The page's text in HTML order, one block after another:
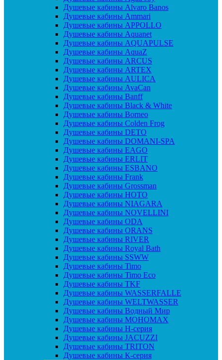
Душевые кабины Alvaro Banos
Душевые кабины Ammari
Душевые кабины APPOLLO
Душевые кабины Aquanet
Душевые кабины AQUAPULSE
Душевые кабины AquaZ
Душевые кабины ARCUS
Душевые кабины ARTEX
Душевые кабины AULICA
Душевые кабины AvaCan
Душевые кабины Banff
Душевые кабины Black & White
Душевые кабины Borneo
Душевые кабины Colden Frog
Душевые кабины DETO
Душевые кабины DOMANI-SPA
Душевые кабины EAGO
Душевые кабины ERLIT
Душевые кабины ESBANO
Душевые кабины Frank
Душевые кабины Grossman
Душевые кабины HOTO
Душевые кабины NIAGARA
Душевые кабины NOVELLINI
Душевые кабины ODA
Душевые кабины ORANS
Душевые кабины RIVER
Душевые кабины Royal Bath
Душевые кабины SSWW
Душевые кабины Timo
Душевые кабины Timo Eco
Душевые кабины TKF
Душевые кабины WASSERFALLE
Душевые кабины WELTWASSER
Душевые кабины Водный Мир
Душевые кабины МОНОМАХ
Душевые кабины H-серия
Душевые кабины JACUZZI
Душевые кабины TRITON
Душевые кабины К-серия